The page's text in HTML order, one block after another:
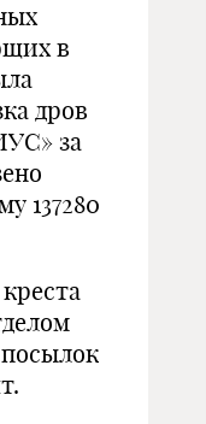
в
дров
за
137280